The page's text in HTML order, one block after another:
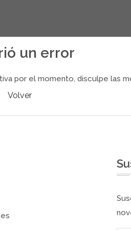
un error
por el momento, disculpe las
Volver